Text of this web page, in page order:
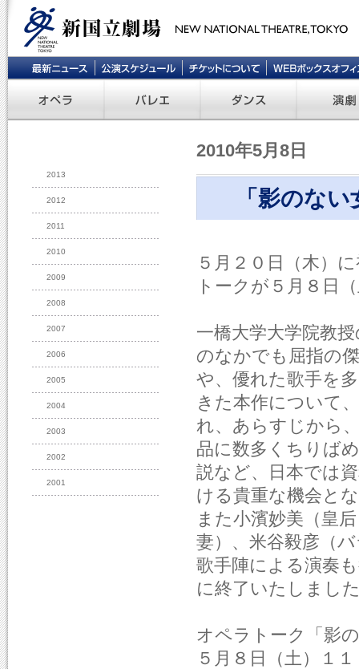
2013
2012
2011
2010
2009
2008
2007
2006
2005
2004
2003
2002
2001
2010年5月8日
「影のな
５月２０日（木）
トークが５月８日
一橋大学大学院教
のなかでも屈指の
や、優れた歌手を
きた本作について
れ、あらすじから
品に数多くちりば
説など、日本では
ける貴重な機会と
また小濱妙美（皇
妻）、米谷毅彦（
歌手陣による演奏
に終了いたしま
オペラトーク「影
５月８日（土）１